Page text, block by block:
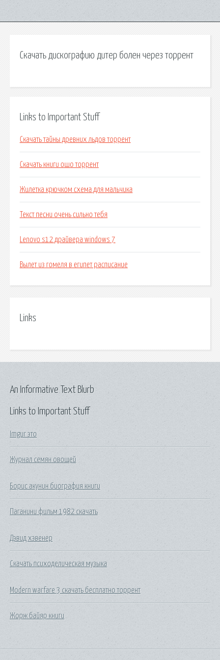
Скачать дискографию дитер болен через торрент
Links to Important Stuff
Скачать тайны древних льдов торрент
Скачать книги ошо торрент
Жилетка крючком схема для мальчика
Текст песни очень сильно тебя
Lenovo s12 драйвера windows 7
Вылет из гомеля в египет расписание
Links
Links to Important Stuff
Imgur это
Журнал семян овощей
Борис акунин биография книги
Паганини фильм 1982 скачать
Дэвид хэвенер
Скачать психоделическая музыка
Modern warfare 3 скачать бесплатно торрент
Жорж байяр книги
An Informative Text Blurb